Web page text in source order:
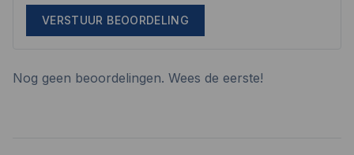
VERSTUUR BEOORDELING
Nog geen beoordelingen. Wees de eerste!